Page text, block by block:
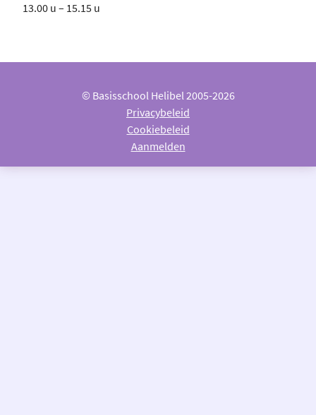
13.00 u – 15.15 u
© Basisschool Helibel 2005-2026
Privacybeleid
Cookiebeleid
Aanmelden